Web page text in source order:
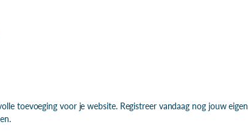
toevoeging voor je website. Registreer vandaag nog jouw eigen